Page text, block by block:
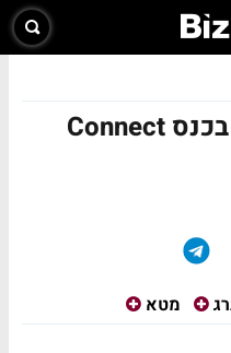
מטא מציגה חידושים בכנס Connect
מטא